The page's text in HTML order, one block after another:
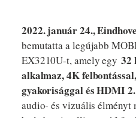
2022. január 24.,
bemutatta a legújabb
EX3210U-t, amely egy32
alkalmaz, 4K
gyakorisággal és HDMI
audio- és vizuális élményt